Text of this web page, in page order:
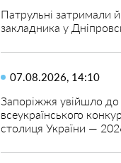
Патрульні затримали
закладника у
07.08.2026, 14:10
Запоріжжя увійшло до
всеукраїнського
столиця України —